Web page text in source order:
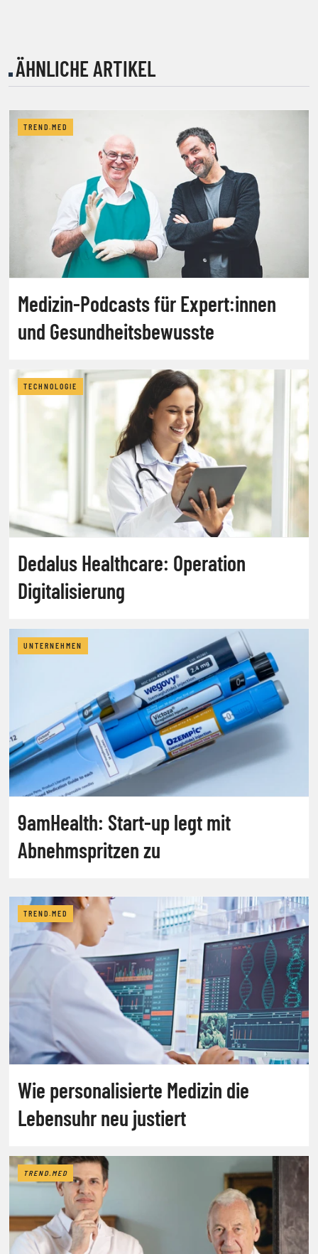
ÄHNLICHE ARTIKEL
TREND.MED
Medizin-Podcasts für Expert:innen
und Gesundheitsbewusste
TECHNOLOGIE
Dedalus Healthcare: Operation
Digitalisierung
UNTERNEHMEN
9amHealth: Start-up legt mit
Abnehmspritzen zu
TREND.MED
Wie personalisierte Medizin die
Lebensuhr neu justiert
TREND.MED